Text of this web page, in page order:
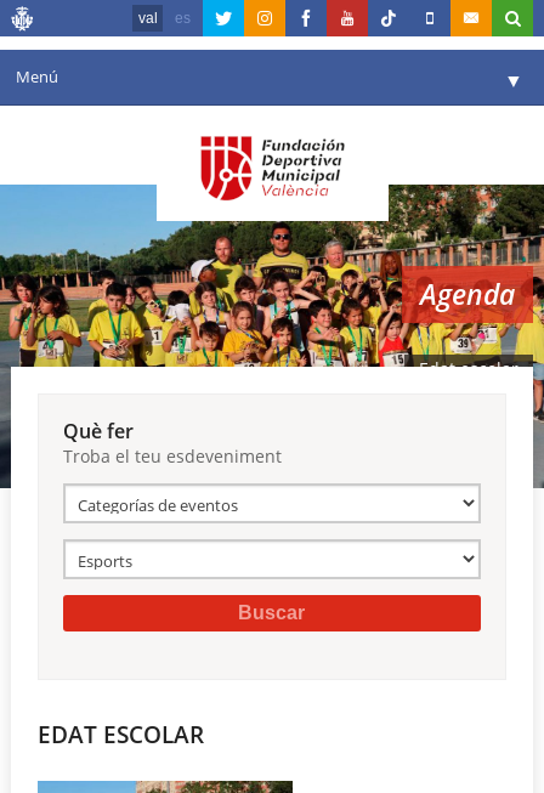
val es
Menú ▼
Agenda
▼
Comunicació ▼
València en esport ▼
Reserves
Agenda
Edat escolar
Què fer
Troba el teu esdeveniment
EDAT ESCOLAR